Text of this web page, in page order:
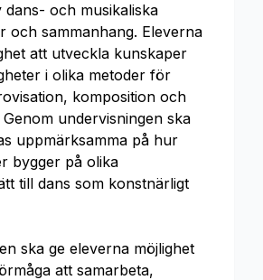
och musikaliska
och sammanhang. Eleverna
att utveckla kunskaper
i olika metoder för
komposition och
undervisningen ska
uppmärksamma på hur
bygger på olika
till dans som konstnärligt
ska ge eleverna möjlighet
att samarbeta,